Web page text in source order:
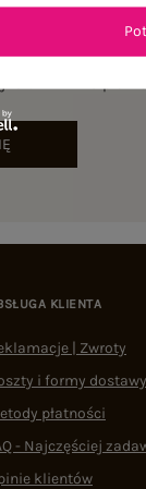
KLIENTA
| Zwroty
i formy dostawy
płatności
- Najczęściej
klientów